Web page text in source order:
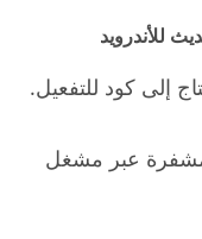
إلى كود للتفعيل.
عبر مشغل